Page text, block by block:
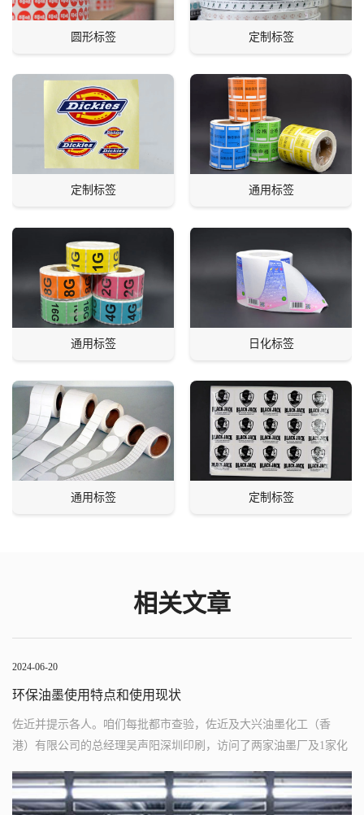
圆形标签 定制标签
定制标签 通用标签
通用标签 日化标签
通用标签 定制标签
相关文章
2024-06-20
印刷公司废纸回收的做法
同时和印刷、包装、食品等诸多行业精密相连。小编搜集1些资料供
各位参考。白纸边是1种理想的纸浆代用品，废纸采取行业与造纸业
化用纸或高级印刷用纸，当代每吨已经能卖到1200元左右。